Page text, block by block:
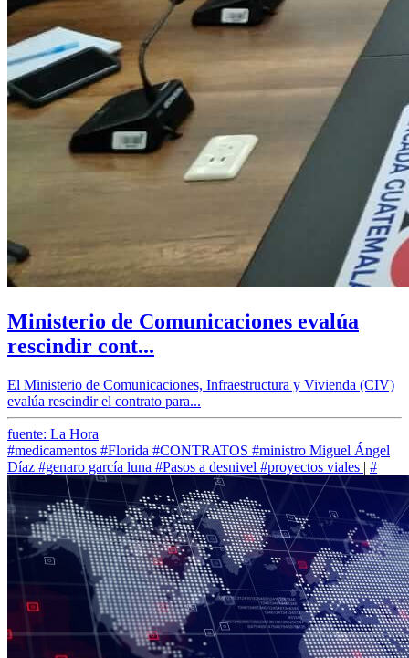
Ministerio de Comunicaciones evalúa
rescindir cont...
El Ministerio de Comunicaciones, Infraestructura y Vivienda (CIV)
evalúa rescindir el contrato para...
fuente: La Hora
#medicamentos #Florida #CONTRATOS #ministro Miguel Ángel
Díaz #genaro garcía luna #Pasos a desnivel #proyectos viales | #